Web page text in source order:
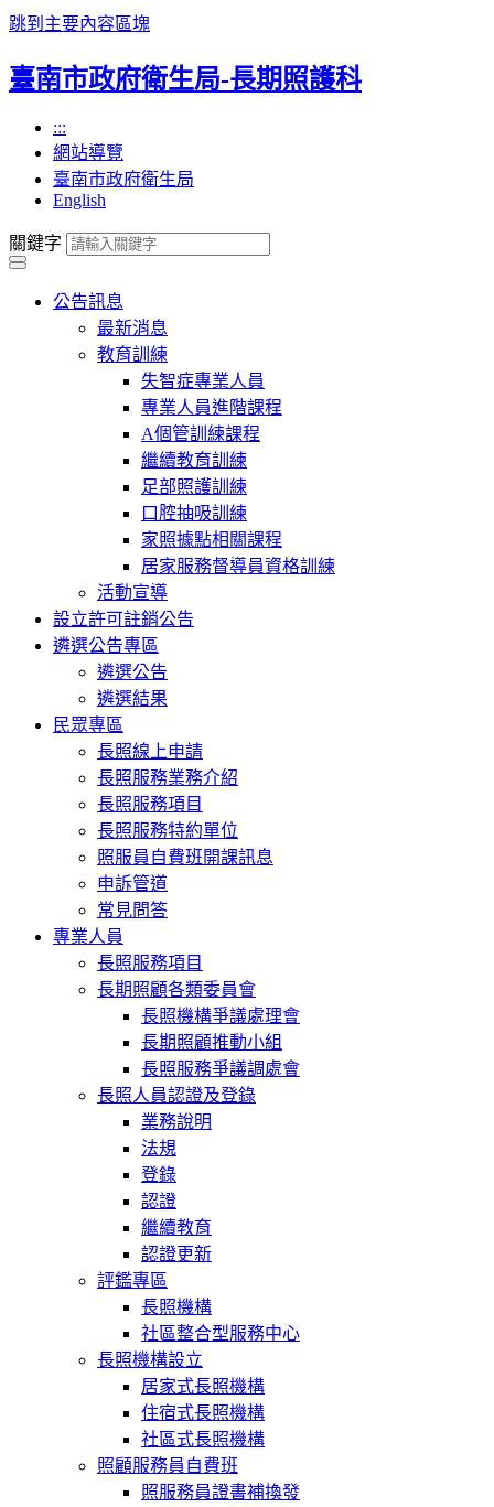
跳到主要內容區塊
臺南市政府衛生局-長期照護科
:::
網站導覽
臺南市政府衛生局
English
關鍵字
公告訊息
最新消息
教育訓練
失智症專業人員
專業人員進階課程
A個管訓練課程
繼續教育訓練
足部照護訓練
口腔抽吸訓練
家照據點相關課程
居家服務督導員資格訓練
活動宣導
設立許可註銷公告
遴選公告專區
遴選公告
遴選結果
民眾專區
長照線上申請
長照服務業務介紹
長照服務項目
長照服務特約單位
照服員自費班開課訊息
申訴管道
常見問答
專業人員
長照服務項目
長期照顧各類委員會
長照機構爭議處理會
長期照顧推動小組
長照服務爭議調處會
長照人員認證及登錄
業務說明
法規
登錄
認證
繼續教育
認證更新
評鑑專區
長照機構
社區整合型服務中心
長照機構設立
居家式長照機構
住宿式長照機構
社區式長照機構
照顧服務員自費班
照服務員證書補換發